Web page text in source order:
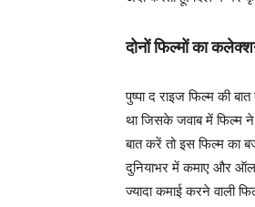
दोनों फिल्मों का
पुष्पा द राइज फिल्म की
था जिसके जवाब में फिल्म
बात करें तो इस फिल्म का
दुनियाभर में कमाए और
ज्यादा कमाई करने वाली